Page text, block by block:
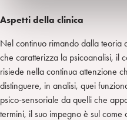
Aspetti della clinica
Nel continuo rimando dalla teoria
che caratterizza la psicoanalisi, il
risiede nella continua attenzione
distinguere, in analisi, quei
psico-sensoriale da quelli che
termini, il suo impegno è sul